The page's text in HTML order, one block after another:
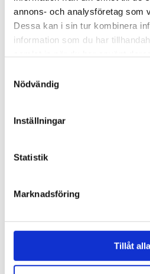
annons- och analysföretag som
Dessa kan i sin tur kombinera
information som du har
Nödvändig
Inställningar
Statistik
Marknadsföring
Tillåt alla
Vardag
Fem koppar
dagen kan
risken